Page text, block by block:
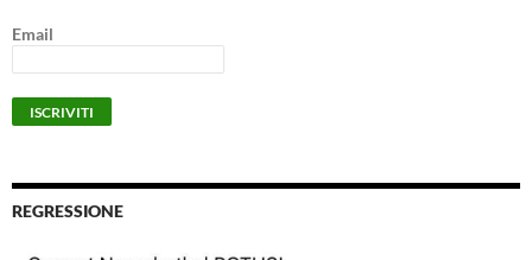
Email
REGRESSIONE